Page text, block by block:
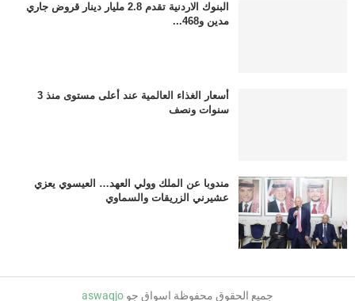
البنوك الاردنية تقدم 2.8 مليار دينار قروض جاري
مدين و468...
أسعار الغذاء العالمية عند أعلى مستوى منذ 3
سنوات ونصف
مندوبا عن الملك وولي العهد… العيسوي يعزي
عشيرني الزريقات والسماوي
جميع الحقوق محفوظة اسواق جو aswaqjo